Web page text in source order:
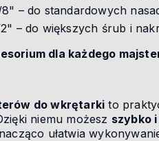
– do standardowych
– do większych śrub i
dla każdego
do wkrętarki to
niemu możesz szybko
ułatwia